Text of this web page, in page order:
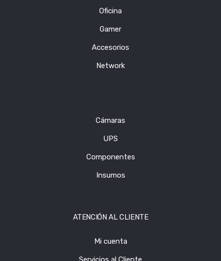
Oficina
Gamer
Accesorios
Network
Cámaras
UPS
Componentes
Insumos
ATENCIÓN AL CLIENTE
Mi cuenta